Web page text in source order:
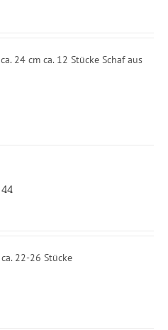
24 cm ca. 12 Stücke Schaf aus
22-26 Stücke